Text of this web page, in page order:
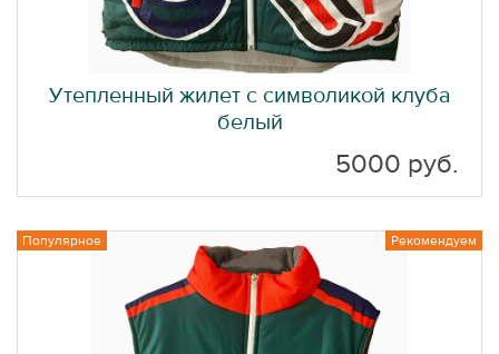
Утепленный жилет с символикой клуба
белый
5000 руб.
Популярное Рекомендуем